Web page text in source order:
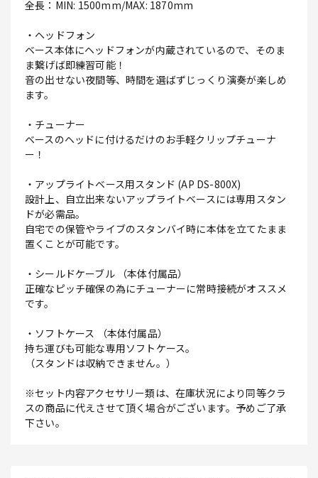
全長：MIN: 1500mm/MAX: 1870mm
・ヘッドフォン
ベース本体にヘッドフォンが内蔵されているので、そのま
ま繋げば即練習可能！
音の出せない夜間等、時間を選ばずじっくり演奏が楽しめ
ます。
・チューナー
ベースのヘッドに付けるだけのお手軽クリップチューナ
ー！
・アップライトベース用スタンド (AP DS-800X)
設計上、自立出来ないアップライトベースには専用スタン
ドが必需品。
自宅での保管やライブのスタンバイ時に本体を立てたまま
置くことが可能です。
・シールドケーブル （本体付属品）
正確なピッチ確保の為にチューナーに常時接続がオススメ
です。
・ソフトケース （本体付属品）
持ち運びも可能な専用ソフトケース。
（スタンドは収納できません。）
※セット内容アクセサリー類は、在庫状況により同等クラ
スの商品に代えさせて頂く場合がございます。予めご了承
下さい。